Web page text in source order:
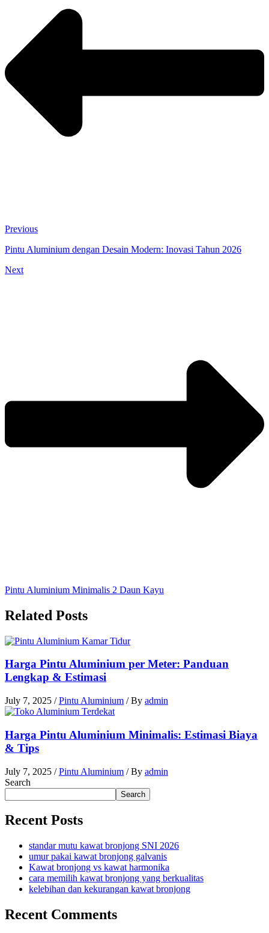
Previous
Pintu Aluminium dengan Desain Modern: Inovasi Tahun 2026
Next
Pintu Aluminium Minimalis 2 Daun Kayu
Related Posts
Harga Pintu Aluminium per Meter: Panduan
Lengkap & Estimasi
July 7, 2025 /Pintu Aluminium / By admin
Harga Pintu Aluminium Minimalis: Estimasi Biaya
& Tips
July 7, 2025 /Pintu Aluminium / By admin
Search
Search
Recent Posts
standar mutu kawat bronjong SNI 2026
umur pakai kawat bronjong galvanis
Kawat bronjong vs kawat harmonika
cara memilih kawat bronjong yang berkualitas
kelebihan dan kekurangan kawat bronjong
Recent Comments